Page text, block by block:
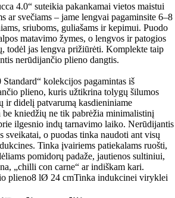
4.0“ suteikia pakankamai vietos maistui
ar svečiams – jame lengvai pagaminsite 6–8
sriuboms, guliašams ir kepimui. Puodo
matavimo žymes, o lengvos ir patogios
todėl jas lengva prižiūrėti. Komplekte taip
nerūdijančio plieno dangtis.
Standard“ kolekcijos pagamintas iš
plieno, kuris užtikrina tolygų šilumos
ir didelį patvarumą kasdieniniame
kniedžių ne tik pabrėžia minimalistinį
ilgesnio indų tarnavimo laiko. Nerūdijantis
sveikatai, o puodas tinka naudoti ant visų
Tinka įvairiems patiekalams ruošti,
pomidorų padaže, jautienos sultiniui,
„chilli con carne“ ar indiškam kari.
plieno8 lØ 24 cmTinka indukcinei viryklei